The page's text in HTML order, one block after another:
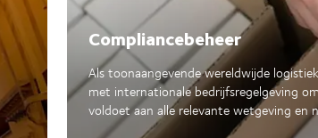
Compliancebeheer
Als toonaangevende wereldwijde
met internationale bedrijfsregelgeving
voldoet aan alle relevante wetgeving en